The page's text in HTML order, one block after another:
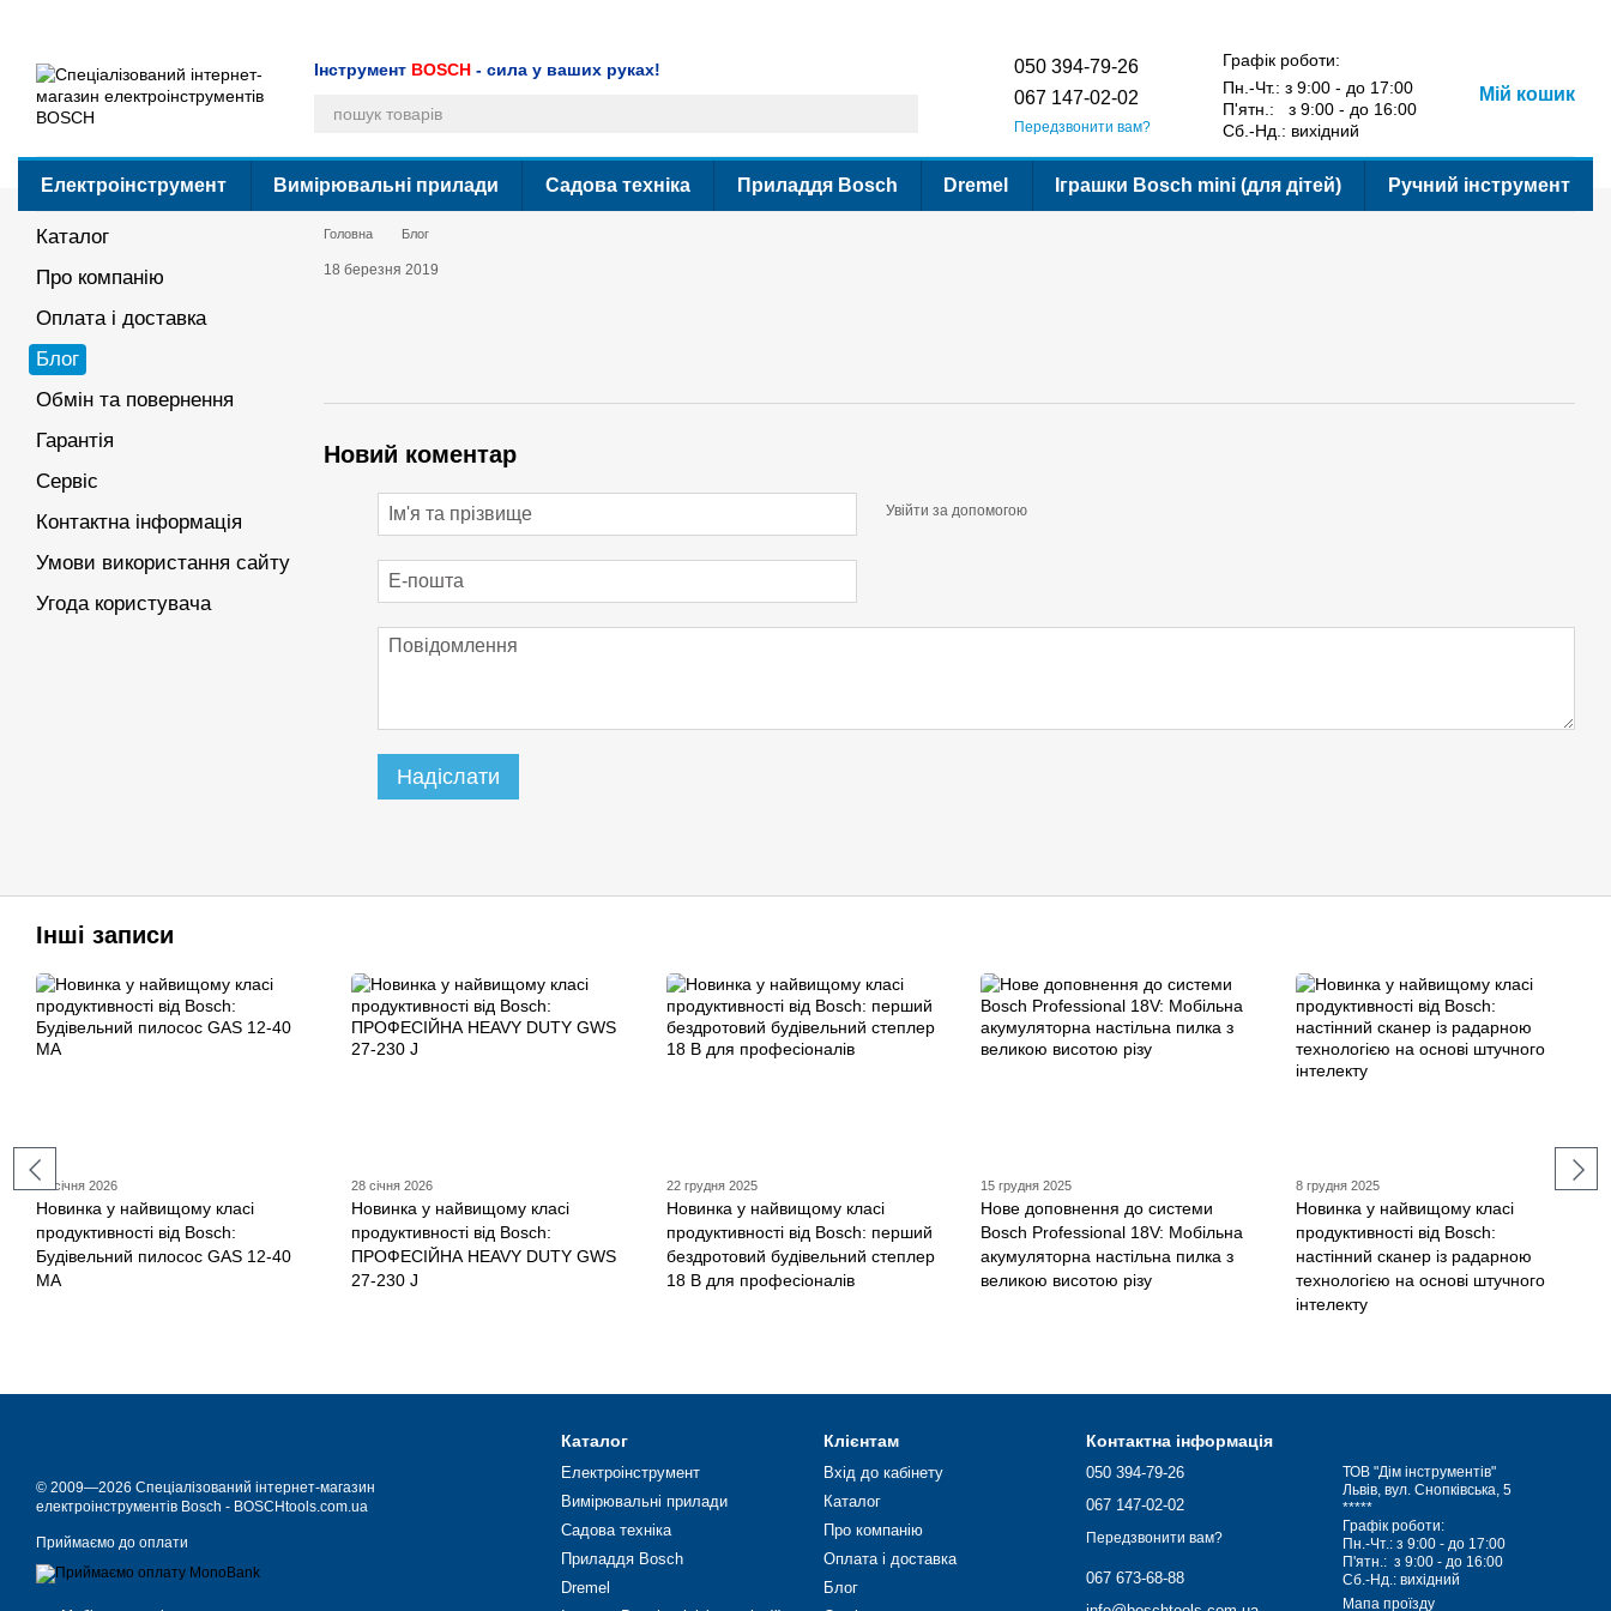
Інструмент BOSCH - сила у ваших руках!
050 394-79-26
067 147-02-02
Передзвонити вам?
Графік роботи:
Пн.-Чт.: з 9:00 - до 17:00
П'ятн.: з 9:00 - до 16:00
Сб.-Нд.: вихідний
Мій кошик
Електроінструмент Вимірювальні прилади Садова техніка Приладдя Bosch Dremel Іграшки Bosch mini (для дітей) Ручний інструмент
Головна Блог
18 березня 2019
Новий коментар
Увійти за допомогою
Надіслати
Каталог
Про компанію
Оплата і доставка
Блог
Обмін та повернення
Гарантія
Сервіс
Контактна інформація
Умови використання сайту
Угода користувача
Інші записи
29 січня 2026
Новинка у найвищому класі
продуктивності від Bosch:
Будівельний пилосос GAS 12-40
MA
28 січня 2026
Новинка у найвищому класі
продуктивності від Bosch:
ПРОФЕСІЙНА HEAVY DUTY GWS
27-230 J
22 грудня 2025
Новинка у найвищому класі
продуктивності від Bosch: перший
бездротовий будівельний степлер
18 В для професіоналів
15 грудня 2025
Нове доповнення до системи
Bosch Professional 18V: Мобільна
акумуляторна настільна пилка з
великою висотою різу
8 грудня 2025
Новинка у найвищому класі
продуктивності від Bosch:
настінний сканер із радарною
технологією на основі штучного
інтелекту
© 2009—2026 Спеціалізований інтернет-магазин
електроінструментів Bosch - BOSCHtools.com.ua
Приймаємо до оплати
Каталог
Електроінструмент
Вимірювальні прилади
Садова техніка
Приладдя Bosch
Dremel
Клієнтам
Вхід до кабінету
Каталог
Про компанію
Оплата і доставка
Блог
Контактна інформація
050 394-79-26
067 147-02-02
Передзвонити вам?
067 673-68-88
ТОВ "Дім інструментів"
Львів, вул. Снопківська, 5
*****
Графік роботи:
Пн.-Чт.: з 9:00 - до 17:00
П'ятн.: з 9:00 - до 16:00
Сб.-Нд.: вихідний
Мапа проїзду